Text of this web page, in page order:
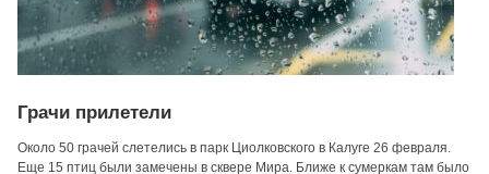
Грачи прилетели
Около 50 грачей слетелись в парк Циолковского в Калуге 26 февраля.
Еще 15 птиц были замечены в сквере Мира. Ближе к сумеркам там было